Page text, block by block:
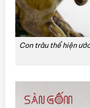
Con trâu thể hiện